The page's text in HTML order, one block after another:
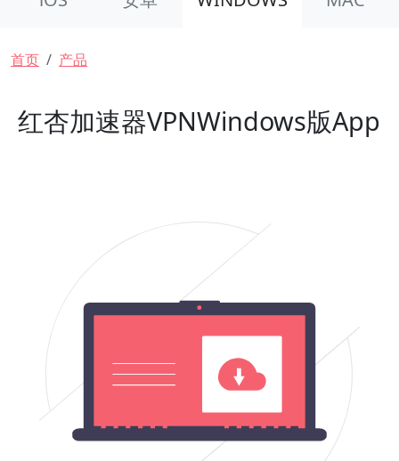
面包屑
首页 产品
红杏加速器VPNWindows版App